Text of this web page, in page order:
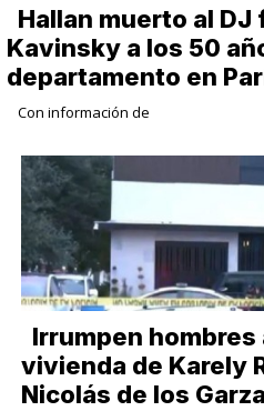
Hallan muerto al DJ
Kavinsky a los 50
departamento en
Con información de
Irrumpen hombres
vivienda de Karely
Nicolás de los Garza